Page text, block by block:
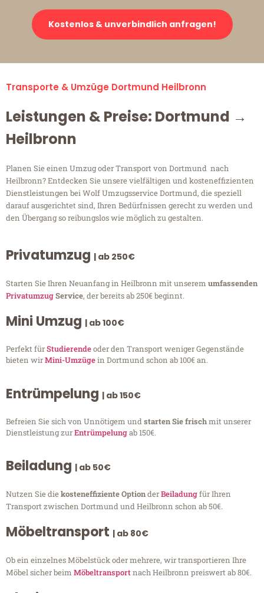
Kostenlos & unverbindlich anfragen!
Transporte & Umzüge Dortmund Heilbronn
Leistungen & Preise: Dortmund →
Heilbronn
Planen Sie einen Umzug oder Transport von Dortmund nach
Heilbronn? Entdecken Sie unsere vielfältigen und kosteneffizienten
Dienstleistungen bei Wolf Umzugsservice Dortmund, die speziell
darauf ausgerichtet sind, Ihren Bedürfnissen gerecht zu werden und
den Übergang so reibungslos wie möglich zu gestalten.
Privatumzug | ab 250€
Starten Sie Ihren Neuanfang in Heilbronn mit unserem umfassenden
PrivatumzugService, der bereits ab 250€ beginnt.
Mini Umzug | ab 100€
Perfekt fürStudierendeoder den Transport weniger Gegenstände
bieten wirMini-Umzügein Dortmund schon ab 100€ an.
Entrümpelung | ab 150€
Befreien Sie sich von Unnötigem undstarten Sie frischmit unserer
Dienstleistung zurEntrümpelungab 150€.
Beiladung | ab 50€
Nutzen Sie diekosteneffiziente OptionderBeiladungfür Ihren
Transport zwischen Dortmund und Heilbronn schon ab 50€.
Möbeltransport | ab 80€
Ob ein einzelnes Möbelstück oder mehrere, wir transportieren Ihre
Möbel sicher beim Möbeltransportnach Heilbronn preiswert ab 80€.